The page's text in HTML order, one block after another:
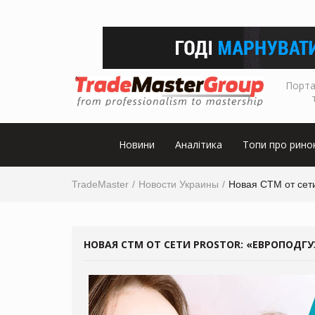
Новини Аналітика Топи про
TradeMaster Новости Украины Новая СТМ от
НОВАЯ СТМ ОТ СЕТИ PROSTOR: